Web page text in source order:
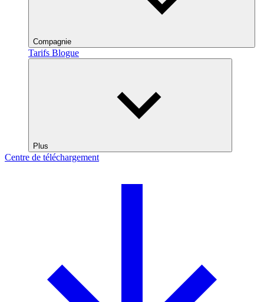
Compagnie
Tarifs Blogue
Plus
Centre de téléchargement